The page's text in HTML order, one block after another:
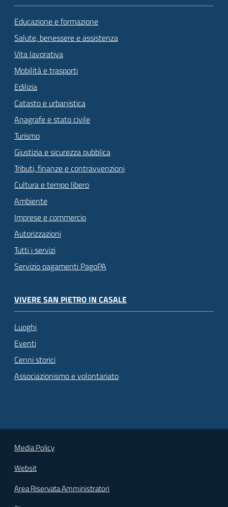
Educazione e formazione
Salute, benessere e assistenza
Vita lavorativa
Mobilità e trasporti
Edilizia
Catasto e urbanistica
Anagrafe e stato civile
Turismo
Giustizia e sicurezza pubblica
Tributi, finanze e contravvenzioni
Cultura e tempo libero
Ambiente
Imprese e commercio
Autorizzazioni
Tutti i servizi
Servizio pagamenti PagoPA
VIVERE SAN PIETRO IN CASALE
Luoghi
Eventi
Cenni storici
Associazionismo e volontariato
Media Policy
Websit
Area Riservata Amministratori